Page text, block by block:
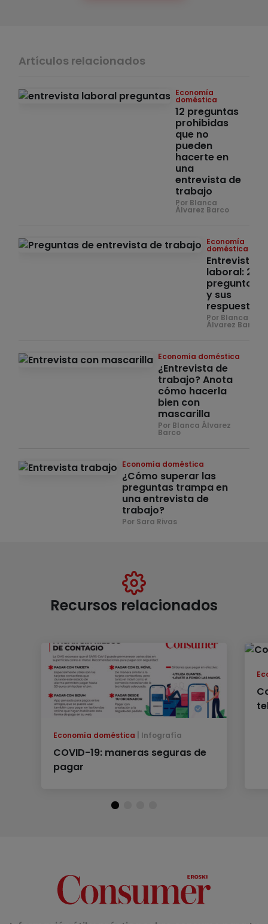
Artículos relacionados
Economía
doméstica
12 preguntas
prohibidas
que no
pueden
hacerte en
una
entrevista de
trabajo
Por Blanca
Álvarez Barco
Economía
doméstica
Entrevista
laboral: 25
preguntas
y sus
respuestas
Por Blanca
Álvarez Barco
Economía doméstica
¿Entrevista de
trabajo? Anota
cómo hacerla
bien con
mascarilla
Por Blanca Álvarez
Barco
Economía doméstica
¿Cómo superar las
preguntas trampa en
una entrevista de
trabajo?
Por Sara Rivas
Recursos relacionados
Economía doméstica Infografía
COVID-19: maneras seguras de
pagar